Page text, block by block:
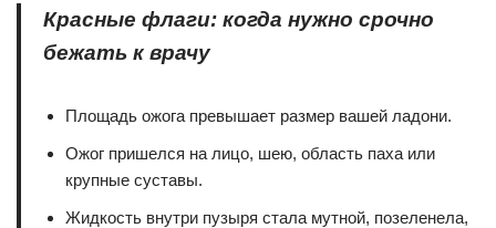
Красные флаги: когда нужно срочно
бежать к врачу
Площадь ожога превышает размер вашей ладони.
Ожог пришелся на лицо, шею, область паха или
крупные суставы.
Жидкость внутри пузыря стала мутной, позеленела,